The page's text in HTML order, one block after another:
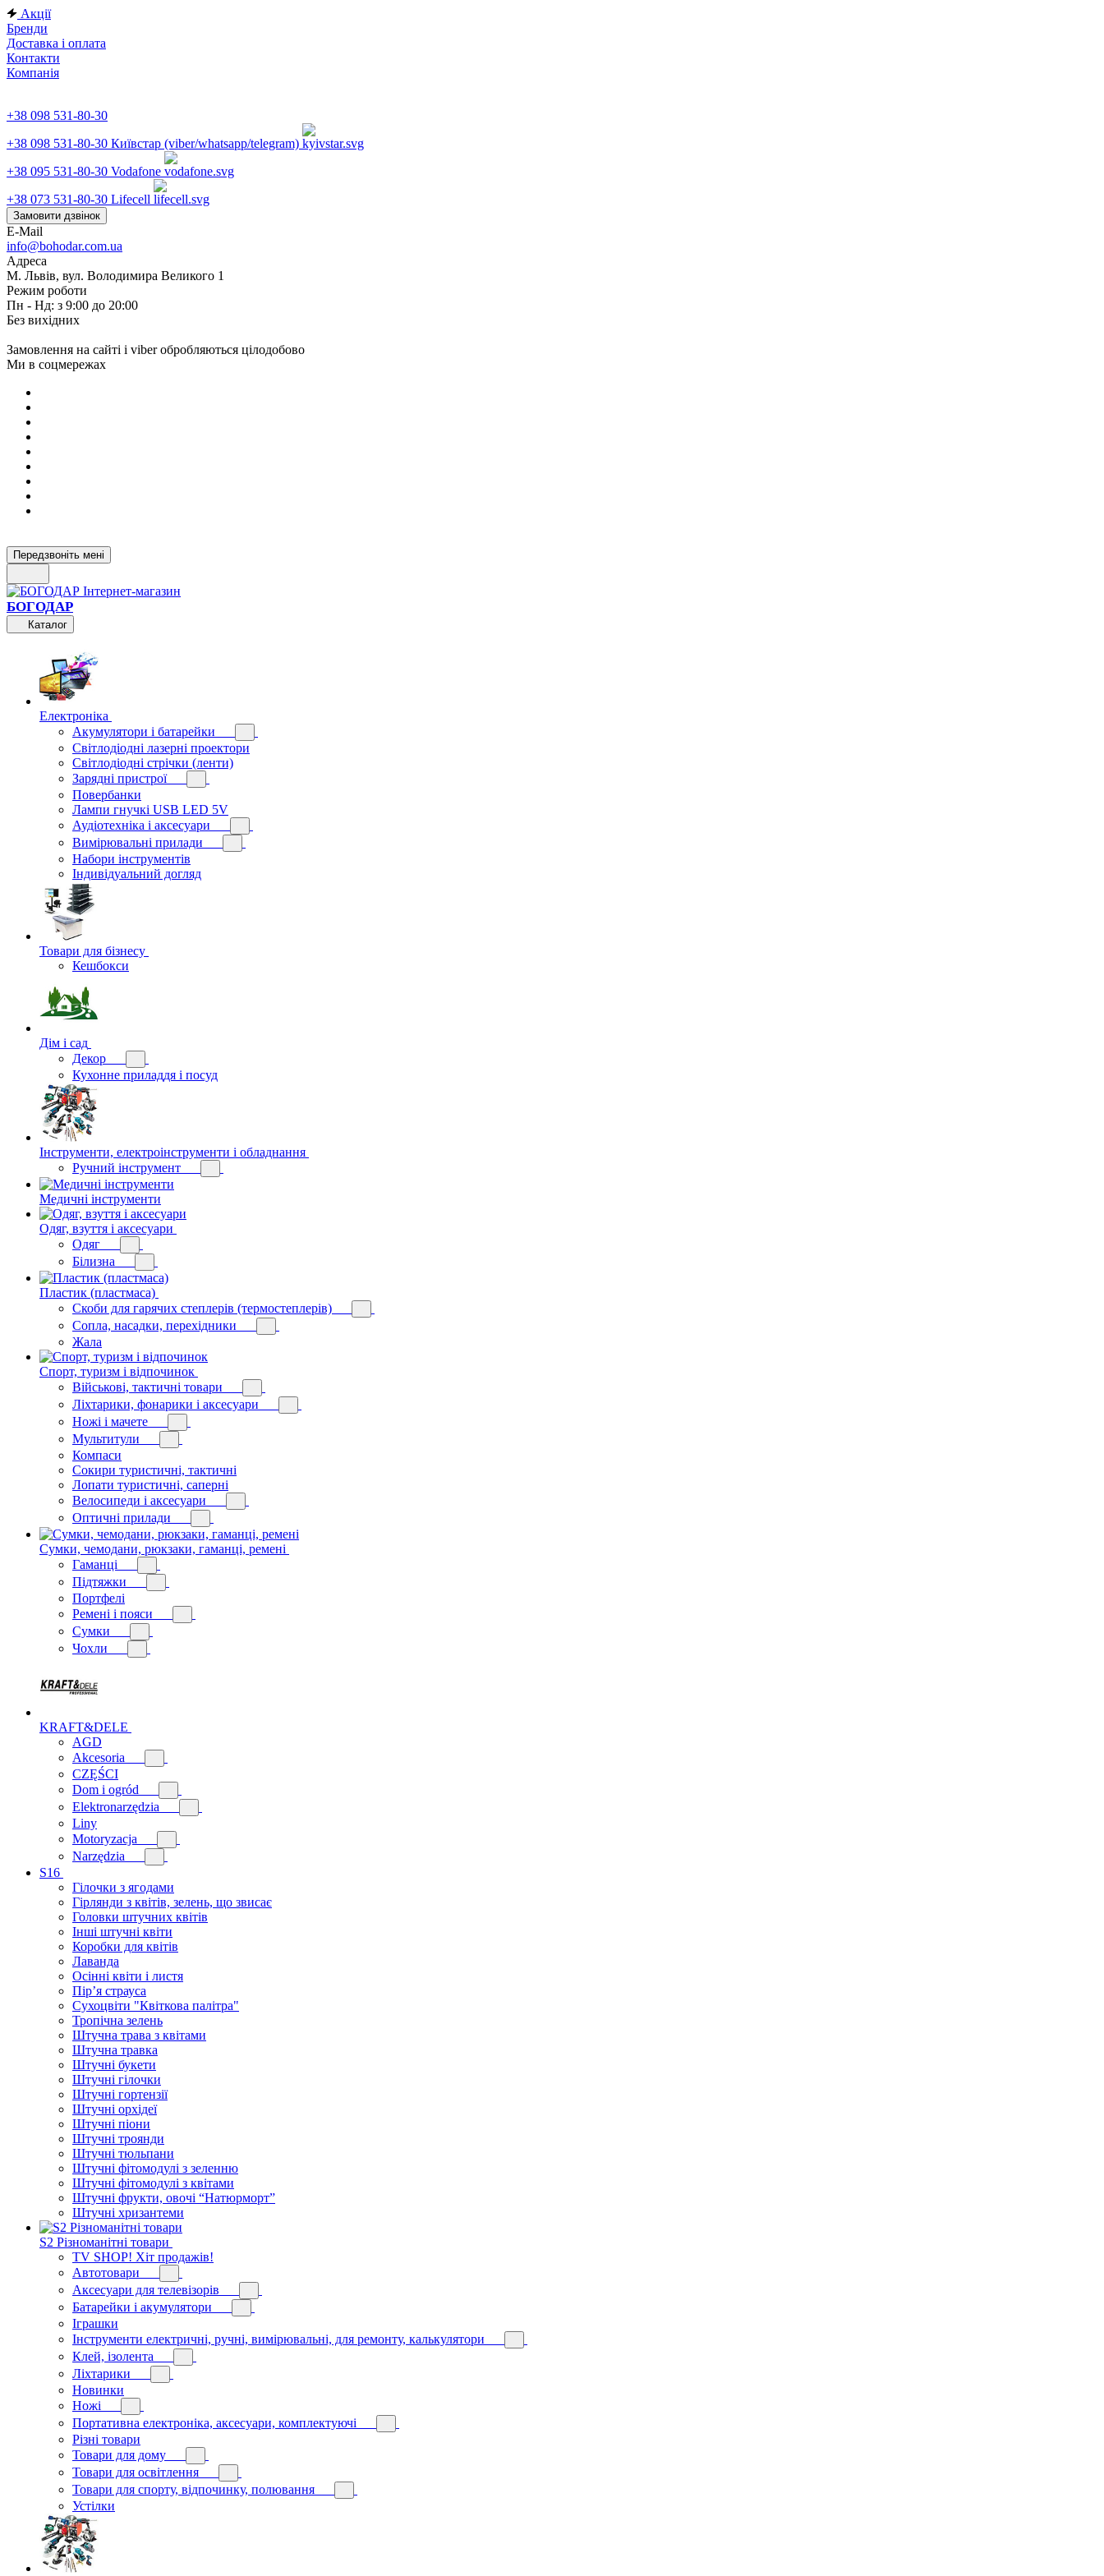
Акції
Бренди
Доставка і оплата
Контакти
Компанія
+38 098 531-80-30
+38 098 531-80-30 Київстар (viber/whatsapp/telegram)
+38 095 531-80-30 Vodafone
+38 073 531-80-30 Lifecell
Замовити дзвінок
E-Mail
info@bohodar.com.ua
Адреса
М. Львів, вул. Володимира Великого 1
Режим роботи
Пн - Нд: з 9:00 до 20:00
Без вихідних
Замовлення на сайті і viber обробляються цілодобово
Ми в соцмережах
Передзвоніть мені
БОГОДАР
Каталог
Електроніка
Акумулятори і батарейки
Світлодіодні лазерні проектори
Світлодіодні стрічки (ленти)
Зарядні пристрої
Повербанки
Лампи гнучкі USB LED 5V
Аудіотехніка і аксесуари
Вимірювальні прилади
Набори інструментів
Індивідуальний догляд
Товари для бізнесу
Кешбокси
Дім і сад
Декор
Кухонне приладдя і посуд
Інструменти, електроінструменти і обладнання
Ручний інструмент
Медичні інструменти
Одяг, взуття і аксесуари
Одяг
Білизна
Пластик (пластмаса)
Скоби для гарячих степлерів (термостеплерів)
Сопла, насадки, перехідники
Жала
Спорт, туризм і відпочинок
Військові, тактичні товари
Ліхтарики, фонарики і аксесуари
Ножі і мачете
Мультитули
Компаси
Сокири туристичні, тактичні
Лопати туристичні, саперні
Велосипеди і аксесуари
Оптичні прилади
Сумки, чемодани, рюкзаки, гаманці, ремені
Гаманці
Підтяжки
Портфелі
Ремені і пояси
Сумки
Чохли
KRAFT&DELE
AGD
Akcesoria
CZĘŚCI
Dom i ogród
Elektronarzędzia
Liny
Motoryzacja
Narzędzia
S16
Гілочки з ягодами
Гірлянди з квітів, зелень, що звисає
Головки штучних квітів
Інші штучні квіти
Коробки для квітів
Лаванда
Осінні квіти і листя
Пір’я страуса
Сухоцвіти "Квіткова палітра"
Тропічна зелень
Штучна трава з квітами
Штучна травка
Штучні букети
Штучні гілочки
Штучні гортензії
Штучні орхідеї
Штучні піони
Штучні троянди
Штучні тюльпани
Штучні фітомодулі з зеленню
Штучні фітомодулі з квітами
Штучні фрукти, овочі “Натюрморт”
Штучні хризантеми
S2 Різноманітні товари
TV SHOP! Хіт продажів!
Автотовари
Аксесуари для телевізорів
Батарейки і акумулятори
Іграшки
Інструменти електричні, ручні, вимірювальні, для ремонту, калькулятори
Клей, ізолента
Ліхтарики
Новинки
Ножі
Портативна електроніка, аксесуари, комплектуючі
Різні товари
Товари для дому
Товари для освітлення
Товари для спорту, відпочинку, полювання
Устілки